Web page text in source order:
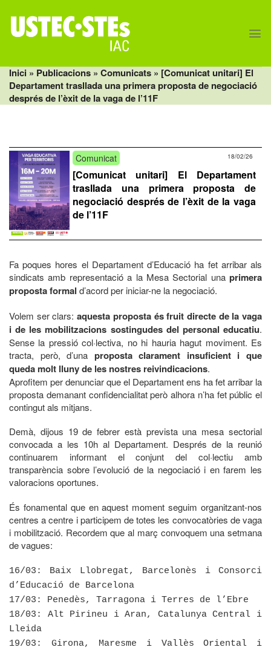
content
Inici » Publicacions » Comunicats » [Comunicat unitari] El
Departament trasllada una primera proposta de negociació
després de l’èxit de la vaga de l’11F
Comunicat 18/02/26
[Comunicat unitari] El Departament
trasllada una primera proposta de
negociació després de l’èxit de la vaga
de l’11F
Fa poques hores el Departament d’Educació ha fet arribar als
sindicats amb representació a la Mesa Sectorial una primera
proposta formal d’acord per iniciar-ne la negociació.
Volem ser clars:aquesta proposta és fruit directe de la vaga
i de les mobilitzacions sostingudes del personal educatiu.
Sense la pressió col·lectiva, no hi hauria hagut moviment. Es
tracta, però, d’una proposta clarament insuficient i que
queda molt lluny de les nostres reivindicacions.
Aprofitem per denunciar que el Departament ens ha fet arribar la
proposta demanant confidencialitat però alhora n’ha fet públic el
contingut als mitjans.
Demà, dijous 19 de febrer està prevista una mesa sectorial
convocada a les 10h al Departament. Després de la reunió
continuarem informant el conjunt del col·lectiu amb
transparència sobre l’evolució de la negociació i en farem les
valoracions oportunes.
És fonamental que en aquest moment seguim organitzant-nos
centres a centre i participem de totes les convocatòries de vaga
i mobilització. Recordem que al març convoquem una setmana
de vagues:
16/03: Baix Llobregat, Barcelonès i Consorci
d’Educació de Barcelona
17/03: Penedès, Tarragona i Terres de l’Ebre
18/03: Alt Pirineu i Aran, Catalunya Central i
Lleida
19/03: Girona, Maresme i Vallès Oriental i